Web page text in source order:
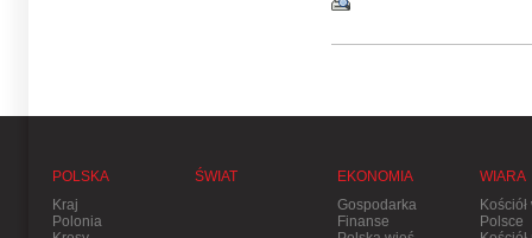
POLSKA
Kraj
Polonia
ŚWIAT
EKONOMIA
Gospodarka
Finanse
WIARA
Kościół
Polsce